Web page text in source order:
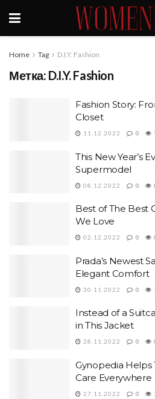
Home Tag D.I.Y. Fashion
Метка: D.I.Y. Fashion
Fashion Story:
Closet
11.12.2022 0
This New Year’s
Supermodel
08.12.2022 0
Best of The Best
We Love
02.12.2022 0
Prada’s Newest
Elegant Comfort
30.11.2022 0
Instead of a
in This Jacket
28.11.2022 0
Gynopedia Helps
Care Everywhere
27.11.2022 0